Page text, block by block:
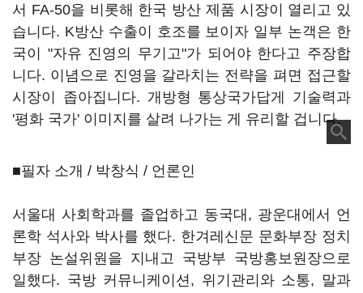
서 FA-50을 비롯해 한국 방산 제품 시장이 열리고 있
습니다. K방산 수출이 호조를 보이자 일부 논객은 한
국이 "자유 진영의 무기고"가 되어야 한다고 주장합
니다. 이념으로 진영을 갈라치는 전략을 펴면 접근할
시장이 좁아집니다. 개방형 통상국가답게 기술력과
'평화 국가' 이미지를 살려 나가는 게 유리할 겁니다.
■필자 소개 / 박창식 / 언론인
서울대 사회학과를 졸업하고 동국대, 광운대에서 언
론학 석사와 박사를 했다. 한겨레신문 문화부장 정치
부장 논설위원을 지내고 국방부 국방홍보원장으로
일했다. 국방 커뮤니케이션, 위기관리와 소통, 말과